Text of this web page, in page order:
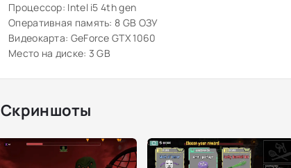
Процессор: Intel i5 4th gen
Оперативная память: 8 GB ОЗУ
Видеокарта: GeForce GTX 1060
Место на диске: 3 GB
Скриншоты